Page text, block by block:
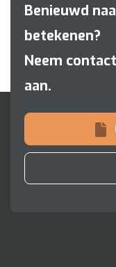
Benieuwd
betekenen?
Neem
aan.